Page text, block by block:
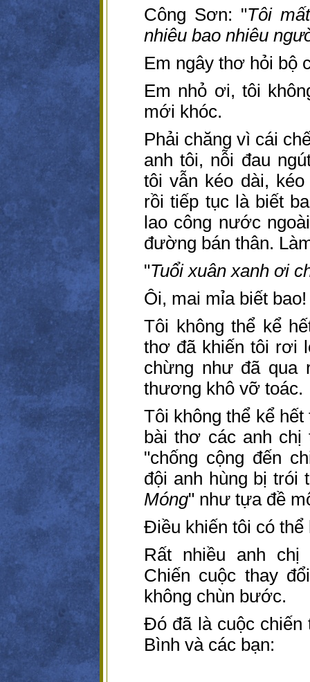
Công Sơn: "Tôi
nhiêu bao nhiêu
Em ngây thơ hỏi bộ
Em nhỏ ơi, tôi
mới khóc.
Phải chăng vì cái
anh tôi, nỗi đau
tôi vẫn kéo dài,
rồi tiếp tục là biết
lao công nước
đường bán thân.
"Tuổi xuân xanh ơi
Ôi, mai mỉa biết bao!
Tôi không thể kể
thơ đã khiến tôi rơi
chừng như đã qua
thương khô vỡ toác.
Tôi không thể kể
bài thơ các anh
"chống cộng đến
đội anh hùng bị trói
Móng" như tựa đề
Điều khiến tôi có
Rất nhiều anh
Chiến cuộc thay
không chùn bước.
Đó đã là cuộc chiến
Bình và các bạn: